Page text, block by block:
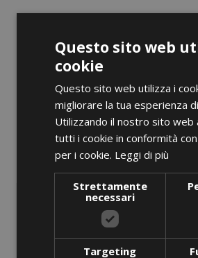
Questo sito web
cookie
Questo sito web utilizza i
migliorare la tua esperienza
Utilizzando il nostro sito web
tutti i cookie in conformità
per i cookie. Leggi di più
Strettamente
necessari
Targeting